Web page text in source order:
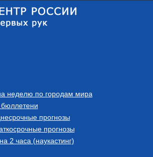
неделю по городам мира
бюллетени
прогнозы
прогнозы
2 часа (наукастинг)